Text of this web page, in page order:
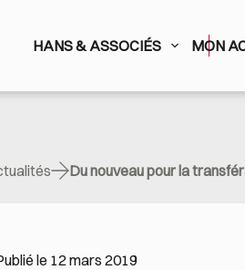
HANS & ASSOCIÉS MON
Du nouveau pour la
le 12 mars 2019